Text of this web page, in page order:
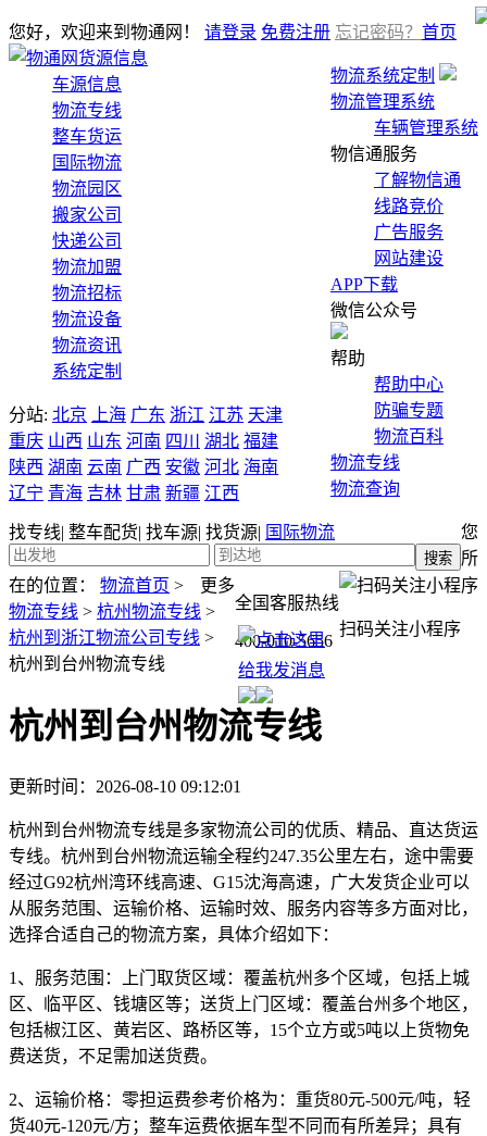
您好，欢迎来到物通网！ 请登录 免费注册 忘记密码？
物流系统定制
物流管理系统
车辆管理系统
物信通服务
了解物信通
线路竞价
广告服务
网站建设
APP下载
微信公众号
帮助
帮助中心
防骗专题
物流百科
物流专线
物流查询
找专线| 整车配货| 找车源| 找货源| 国际物流
全国客服热线
400-010-5656
扫码关注小程序
首页
货源信息
车源信息
物流专线
整车货运
国际物流
物流园区
搬家公司
快递公司
物流加盟
物流招标
物流设备
物流资讯
系统定制
分站: 北京 上海 广东 浙江 江苏 天津
重庆 山西 山东 河南 四川 湖北 福建
陕西 湖南 云南 广西 安徽 河北 海南
辽宁 青海 吉林 甘肃 新疆 江西
更多
您
所
在的位置：
物流首页 >
物流专线 > 杭州物流专线 >
杭州到浙江物流公司专线 >
杭州到台州物流专线
杭州到台州物流专线
更新时间：2026-08-10 09:12:01
杭州到台州物流专线是多家物流公司的优质、精品、直达货运
专线。杭州到台州物流运输全程约247.35公里左右，途中需要
经过G92杭州湾环线高速、G15沈海高速，广大发货企业可以
从服务范围、运输价格、运输时效、服务内容等多方面对比，
选择合适自己的物流方案，具体介绍如下：
1、服务范围：
上门取货区域：覆盖杭州多个区域，包括上城
区、临平区、钱塘区等；送货上门区域：覆盖台州多个地区，
包括椒江区、黄岩区、路桥区等，15个立方或5吨以上货物免
费送货，不足需加送货费。
2、运输价格： 零担运费参考价格为： 重货80元-500元/吨，轻
货40元-120元/方 ；整车运费依据车型不同而有所差异；具有